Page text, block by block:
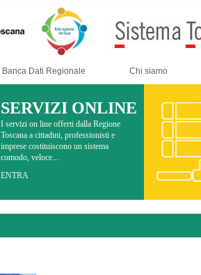
Banca Dati Regionale Chi siamo
SERVIZI ONLINE
I servizi on line offerti dalla Regione
Toscana a cittadini, professionisti e
imprese costituiscono un sistema
comodo, veloce....
ENTRA